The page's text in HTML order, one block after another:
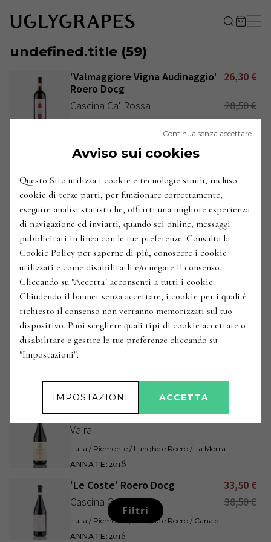
undefined.title (59)
'Valmaggiore Vigna Audinaggio'
Roero Docg
26,30 €
Cascina Ca' Rossa 28,50€
'Luigi Baudana' Barolo Docg
Italia / Piemonte / Langhe e Roero / Serralunga d'Alba
ANNATE:2018
'Luigi Baudana' Barolo Docg
Cerretta
76,90
Vajra
Italia / Piemonte / Langhe e Roero / Serralunga d'Alba
ANNATE: 2018
'La Val Dei Preti' Roero Riserva
Docg
29,50
Matteo Correggia
ANNATE : 2021
Barolo Docg Bricco delle Viole 83,50
Vajra
Italia / Piemonte / Langhe e Roero / La Morra
ANNATE : 2018
'Le Coste' Roero Docg 33,50 €
Cascina Ca' Rossa
38,50€
Italia / Piemonte / Langhe e Roero / Canale
ANNATE : 2016
Filtri
Avviso sui cookies
Continua senza accettare
Questo Sito utilizza i cookie e tecnologie simili, incluso
cookie di terze parti, per funzionare correttamente,
eseguire analisi statistiche, offrirti una migliore esperienza
di navigazione ed inviarti, quando sei online, messaggi
pubblicitari in linea con le tue preferenze. Consulta la
Cookie Policy per saperne di più, conoscere i cookie
utilizzati e come disabilitarli e/o negare il consenso.
Cliccando su "Accetta" acconsenti a tutti i cookie.
Chiudendo il banner senza accettare, i cookie per i quali è
richiesto il consenso non verranno memorizzati sul tuo
dispositivo. Puoi scegliere quali tipi di cookie accettare o
disabilitare e gestire le tue preferenze cliccando su
"Impostazioni".
IMPOSTAZIONI ACCETTA